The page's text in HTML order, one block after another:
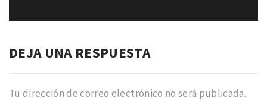
DEJA UNA RESPUESTA
Tu dirección de correo electrónico no será publicada.